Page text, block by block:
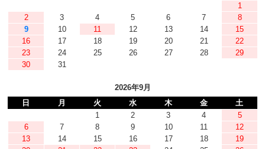
1
2
3 4 5 6 7
8
9
10 11 12 13 14
15
16
17 18 19 20 21
22
23
24 25 26 27 28
29
30
31
2026年9月
日
月 火 水 木 金
土
1
2 3 4
5
6
7 8 9 10 11
12
13
14 15 16 17 18
19